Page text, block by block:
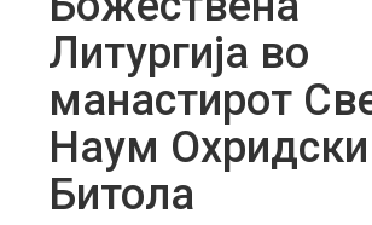
Литургија во
манастирот
Наум
Битола